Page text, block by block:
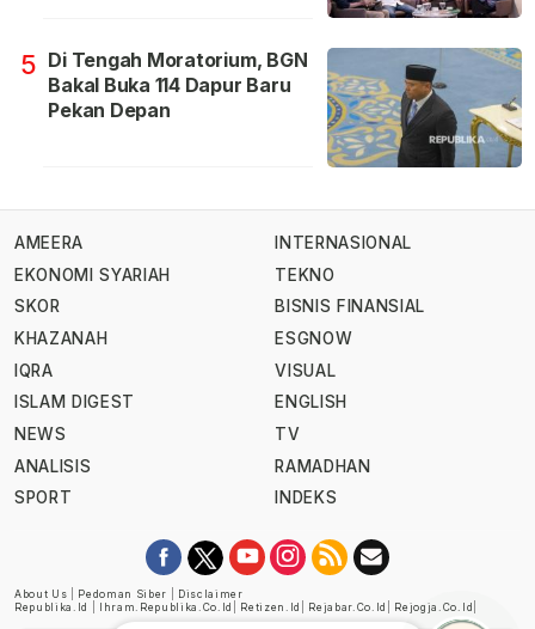
5 Di Tengah Moratorium, BGN
Bakal Buka 114 Dapur Baru
Pekan Depan
AMEERA
EKONOMI SYARIAH
SKOR
KHAZANAH
IQRA
ISLAM DIGEST
NEWS
ANALISIS
SPORT
INTERNASIONAL
TEKNO
BISNIS FINANSIAL
ESGNOW
VISUAL
ENGLISH
TV
RAMADHAN
INDEKS
About Us Pedoman Siber
Disclaimer
Republika.id
Ihram.republika.co.id Retizen.id Rejabar.co.id Rejogja.co.id